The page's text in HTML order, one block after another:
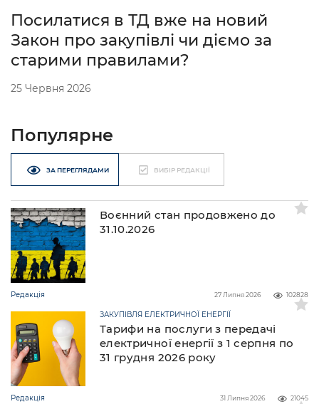
Посилатися в ТД вже на новий
Закон про закупівлі чи діємо за
старими правилами?
25 Червня 2026
Популярне
ЗА ПЕРЕГЛЯДАМИ ВИБІР РЕДАКЦІЇ
Воєнний стан продовжено до
31.10.2026
Редакція 102828
27 Липня 2026
Тарифи на послуги з передачі
електричної енергії з 1 серпня по
31 грудня 2026 року
ЗАКУПІВЛЯ ЕЛЕКТРИЧНОЇ ЕНЕРГІЇ
Редакція 21045
31 Липня 2026